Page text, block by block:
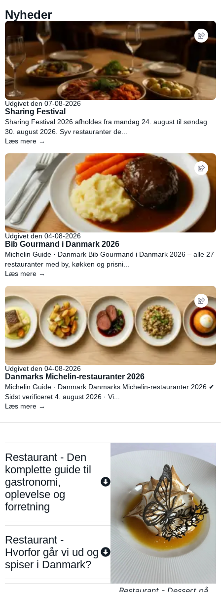
Nyheder
Udgivet den 07-08-2026
Sharing Festival
Sharing Festival 2026 afholdes fra mandag 24. august til søndag
30. august 2026. Syv restauranter de...
Læs mere →
Udgivet den 04-08-2026
Bib Gourmand i Danmark 2026
Michelin Guide · Danmark Bib Gourmand i Danmark 2026 – alle 27
restauranter med by, køkken og prisni...
Læs mere →
Udgivet den 04-08-2026
Danmarks Michelin-restauranter 2026
Michelin Guide · Danmark Danmarks Michelin-restauranter 2026 ✔
Sidst verificeret 4. august 2026 · Vi...
Læs mere →
Restaurant - Den
komplette guide til
gastronomi,
oplevelse og
forretning
Restaurant -
Hvorfor går vi ud og
spiser i Danmark?